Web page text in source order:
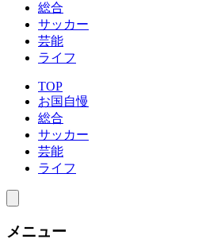
総合
サッカー
芸能
ライフ
TOP
お国自慢
総合
サッカー
芸能
ライフ
メニュー